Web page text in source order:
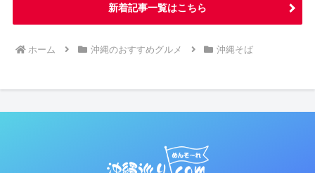
新着記事一覧はこちら
ホーム 沖縄のおすすめグルメ 沖縄そば